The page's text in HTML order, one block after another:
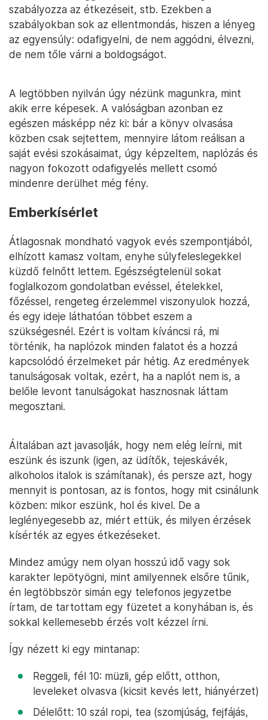
szabályozza az étkezéseit, stb. Ezekben a
szabályokban sok az ellentmondás, hiszen a lényeg
az egyensúly: odafigyelni, de nem aggódni, élvezni,
de nem tőle várni a boldogságot.
A legtöbben nyilván úgy nézünk magunkra, mint
akik erre képesek. A valóságban azonban ez
egészen másképp néz ki: bár a könyv olvasása
közben csak sejtettem, mennyire látom reálisan a
saját evési szokásaimat, úgy képzeltem, naplózás és
nagyon fokozott odafigyelés mellett csomó
mindenre derülhet még fény.
Emberkísérlet
Átlagosnak mondható vagyok evés szempontjából,
elhízott kamasz voltam, enyhe súlyfeleslegekkel
küzdő felnőtt lettem. Egészségtelenül sokat
foglalkozom gondolatban evéssel, ételekkel,
főzéssel, rengeteg érzelemmel viszonyulok hozzá,
és egy ideje láthatóan többet eszem a
szükségesnél. Ezért is voltam kíváncsi rá, mi
történik, ha naplózok minden falatot és a hozzá
kapcsolódó érzelmeket pár hétig. Az eredmények
tanulságosak voltak, ezért, ha a naplót nem is, a
belőle levont tanulságokat hasznosnak láttam
megosztani.
Általában azt javasolják, hogy nem elég leírni, mit
eszünk és iszunk (igen, az üdítők, tejeskávék,
alkoholos italok is számítanak), és persze azt, hogy
mennyit is pontosan, az is fontos, hogy mit csinálunk
közben: mikor eszünk, hol és kivel. De a
leglényegesebb az, miért ettük, és milyen érzések
kísérték az egyes étkezéseket.
Mindez amúgy nem olyan hosszú idő vagy sok
karakter lepötyögni, mint amilyennek elsőre tűnik,
én legtöbbször simán egy telefonos jegyzetbe
írtam, de tartottam egy füzetet a konyhában is, és
sokkal kellemesebb érzés volt kézzel írni.
Így nézett ki egy mintanap:
Reggeli, fél 10: müzli, gép előtt, otthon,
leveleket olvasva (kicsit kevés lett, hiányérzet)
Délelőtt: 10 szál ropi, tea (szomjúság, fejfájás,